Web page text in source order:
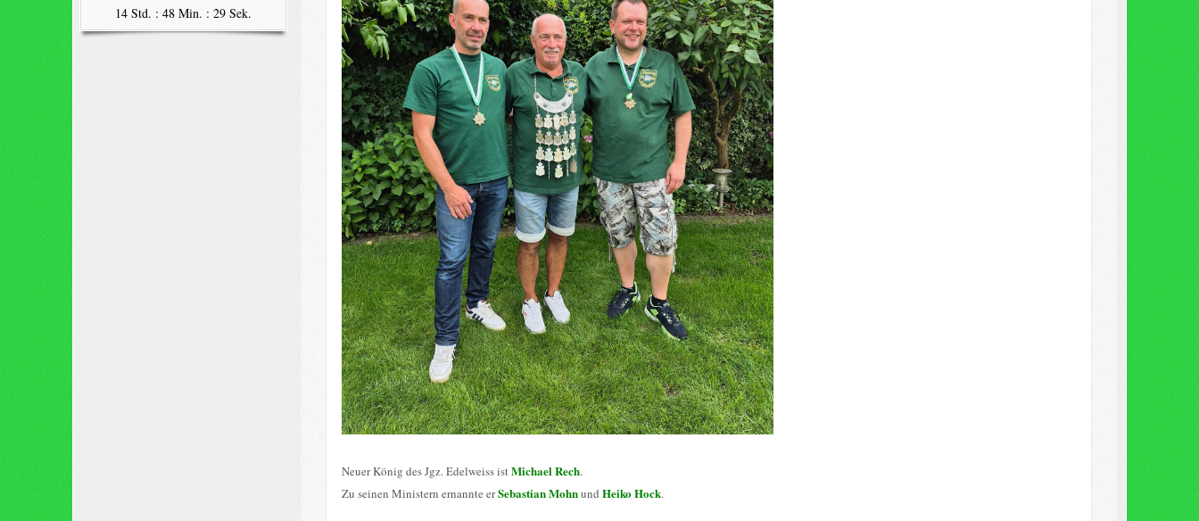
14 Std. : 48 Min. : 28 Sek.
Neuer König des Jgz. Edelweiss istMichael Rech.
Zu seinen Ministern ernannte erSebastian Mohnund Heiko Hock.